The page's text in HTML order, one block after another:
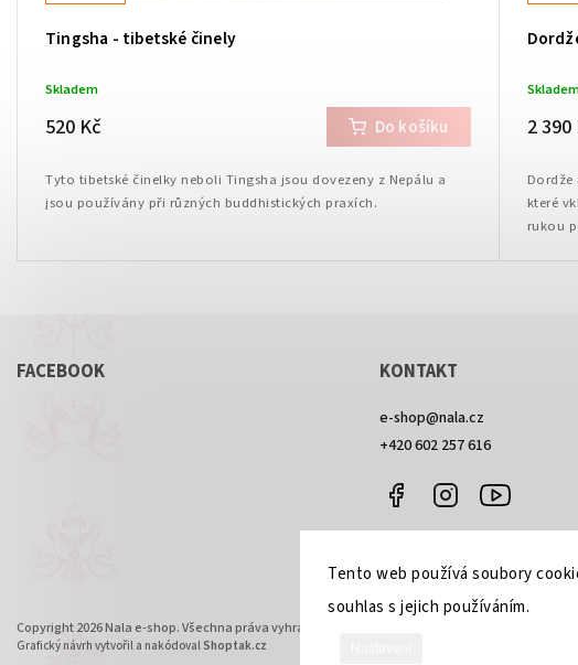
Tento web používá soubory
souhlas s jejich používáním.
Tingsha - tibetské činely
Skladem
520 Kč Do košíku
Tyto tibetské činelky neboli Tingsha jsou dovezeny z Nepálu a
jsou používány při různých buddhistických praxích.
2 390
které
rukou
FACEBOOK KONTAKT
e-shop@nala.cz
+420 602 257 616
Facebook Instagram
Copyright 2026Nala e-shop. Všechna práva vyhrazena.
Grafický návrh vytvořil a nakódovalShoptak.cz